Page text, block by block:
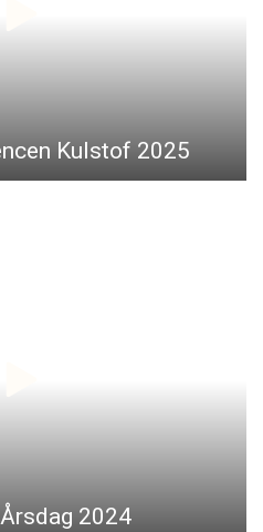
Kulstof 2025
2024